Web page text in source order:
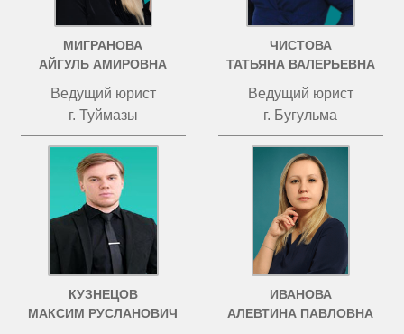
МИГРАНОВА
АЙГУЛЬ АМИРОВНА
Ведущий юрист
г. Туймазы
ЧИСТОВА
ТАТЬЯНА ВАЛЕРЬЕВНА
Ведущий юрист
г. Бугульма
КУЗНЕЦОВ
МАКСИМ РУСЛАНОВИЧ
ИВАНОВА
АЛЕВТИНА ПАВЛОВНА